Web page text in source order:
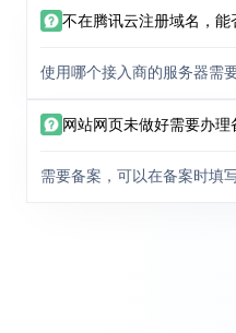
不在腾讯云注册域名，能
使用哪个接入商的服务器需
网站网页未做好需要办理
需要备案，可以在备案时填